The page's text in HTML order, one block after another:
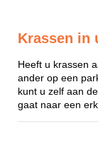
Krassen in
Heeft u krassen
ander op een
kunt u zelf aan
gaat naar een